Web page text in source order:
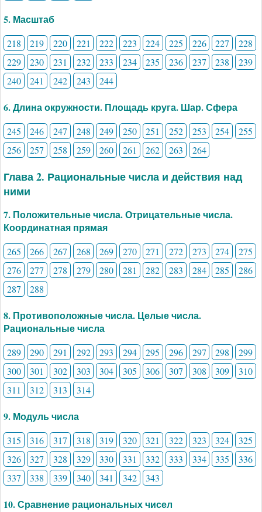
5. Масштаб
218 219 220 221 222 223 224 225 226 227
228
229
230 231 232 233 234 235 236 237 238
239
240
241 242 243 244
6. Длина окружности. Площадь круга. Шар. Сфера
245 246 247 248 249 250 251 252 253 254
255
256
257 258 259 260 261 262 263 264
Глава 2. Рациональные числа и действия над
ними
7. Положительные числа. Отрицательные числа.
Координатная прямая
265 266 267 268 269 270 271 272 273 274
275
276
277 278 279 280 281 282 283 284 285
286
287
288
8. Противоположные числа. Целые числа.
Рациональные числа
289 290 291 292 293 294 295 296 297 298
299
300
301 302 303 304 305 306 307 308 309
310
311
312 313 314
9. Модуль числа
315 316 317 318 319 320 321 322 323 324
325
326
327 328 329 330 331 332 333 334 335
336
337
338 339 340 341 342 343
10. Сравнение рациональных чисел